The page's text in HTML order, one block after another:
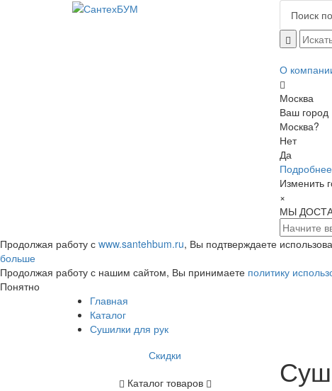
Поиск
О
Москва
Ваш город
Москва?
Нет
Да
Изменить
×
МЫ
Продолжая работу с www.santehbum.ru, Вы подтверждаете
больше
Продолжая работу с нашим сайтом, Вы принимаете политику
Понятно
Главная
Каталог
Сушилки для рук
Скидки
Каталог товаров